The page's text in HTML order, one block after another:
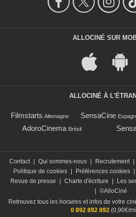
ALLOCINÉ SUR
ALLOCINÉ À
Filmstarts Allemagne SensaCine
AdoroCinema Brésil
Contact Qui sommes-nous Recrutement
Politique de cookies
Préférences cookies
Revue de presse
Charte d'écriture Les
©AlloCiné
Retrouvez tous les horaires et infos de votre
0 892 892 892(0,90€/